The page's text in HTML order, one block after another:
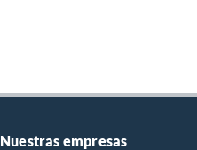
Nuestras empresas